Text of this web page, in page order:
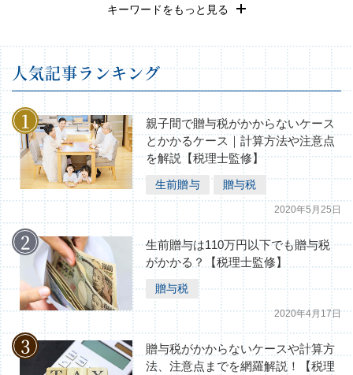
REIT（6） 遺産相続（5）
不動産（2） 家族信託（1） 株式投資（1）
相続税の基礎知識（1）
キーワードをもっと見る
⼈気記事ランキング
親子間で贈与税がかからないケース
とかかるケース｜計算方法や注意点
を解説【税理士監修】
生前贈与 贈与税
2020年5月25日
生前贈与は110万円以下でも贈与税
がかかる？【税理士監修】
贈与税
2020年4月17日
贈与税がかからないケースや計算方
法、注意点までを網羅解説！【税理